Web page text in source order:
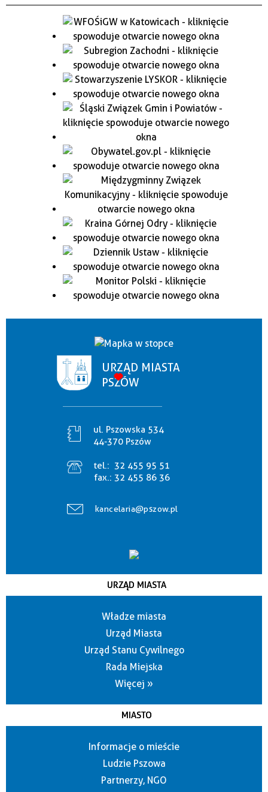
URZĄD MIASTA
PSZÓW
ul. Pszowska 534
44-370 Pszów
tel.: 32 455 95 51
fax.: 32 455 86 36
kancelaria@pszow.pl
URZĄD MIASTA
Władze miasta
Urząd Miasta
Urząd Stanu Cywilnego
Rada Miejska
Więcej »
MIASTO
Informacje o mieście
Ludzie Pszowa
Partnerzy, NGO